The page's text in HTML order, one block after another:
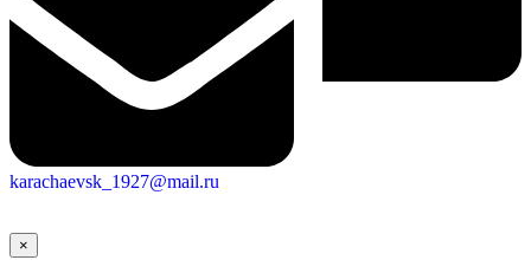
karachaevsk_1927@mail.ru
×